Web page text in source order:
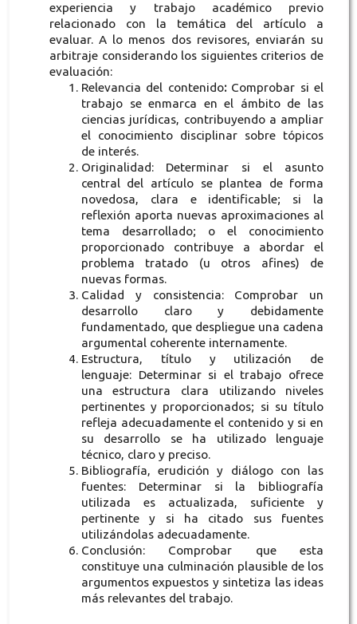
experiencia y trabajo académico previo
relacionado con la temática del artículo a
evaluar. A lo menos dos revisores, enviarán su
arbitraje considerando los siguientes criterios de
evaluación:
Relevancia del contenido: Comprobar si el
trabajo se enmarca en el ámbito de las
ciencias jurídicas, contribuyendo a ampliar
el conocimiento disciplinar sobre tópicos
de interés.
Originalidad: Determinar si el asunto
central del artículo se plantea de forma
novedosa, clara e identificable; si la
reflexión aporta nuevas aproximaciones al
tema desarrollado; o el conocimiento
proporcionado contribuye a abordar el
problema tratado (u otros afines) de
nuevas formas.
Calidad y consistencia: Comprobar un
desarrollo claro y debidamente
fundamentado, que despliegue una cadena
argumental coherente internamente.
Estructura, título y utilización de
lenguaje: Determinar si el trabajo ofrece
una estructura clara utilizando niveles
pertinentes y proporcionados; si su título
refleja adecuadamente el contenido y si en
su desarrollo se ha utilizado lenguaje
técnico, claro y preciso.
Bibliografía, erudición y diálogo con las
fuentes: Determinar si la bibliografía
utilizada es actualizada, suficiente y
pertinente y si ha citado sus fuentes
utilizándolas adecuadamente.
Conclusión: Comprobar que esta
constituye una culminación plausible de los
argumentos expuestos y sintetiza las ideas
más relevantes del trabajo.